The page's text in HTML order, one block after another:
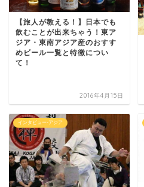
【旅人が教える！】日本でも
飲むことが出来ちゃう！東ア
ジア・東南アジア産のおすす
めビール一覧と特徴につい
て！
2016年4月15日
インタビュー-アジア